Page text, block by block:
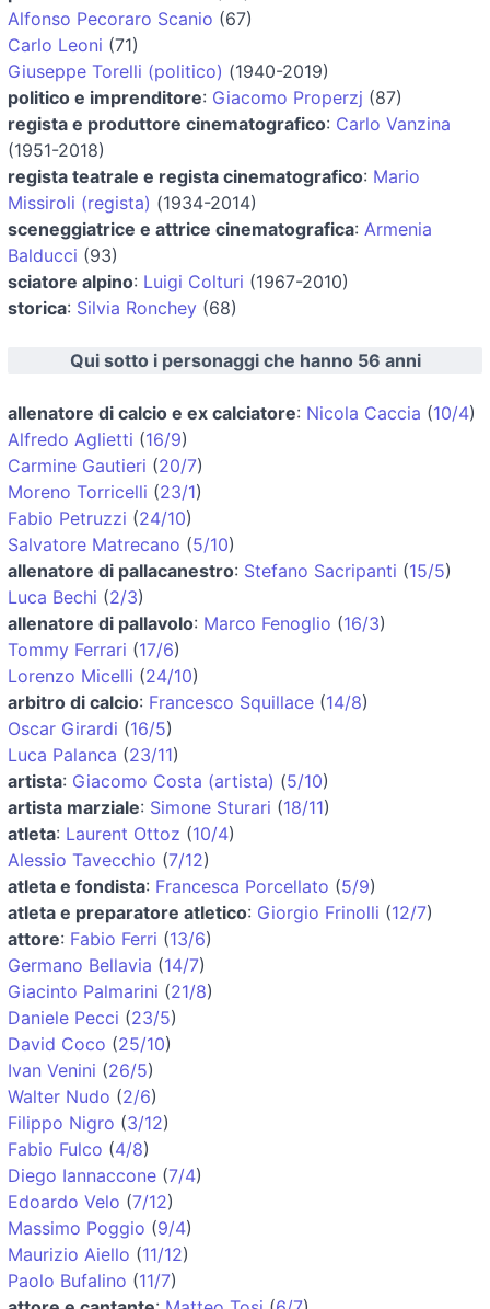
Alfonso Pecoraro Scanio (67)
Carlo Leoni (71)
Giuseppe Torelli (politico) (1940-2019)
politico e imprenditore: Giacomo Properzj (87)
regista e produttore cinematografico: Carlo Vanzina
(1951-2018)
regista teatrale e regista cinematografico: Mario
Missiroli (regista) (1934-2014)
sceneggiatrice e attrice cinematografica: Armenia
Balducci (93)
sciatore alpino: Luigi Colturi (1967-2010)
storica: Silvia Ronchey (68)
Qui sotto i personaggi che hanno 56 anni
allenatore di calcio e ex calciatore: Nicola Caccia (10/4)
Alfredo Aglietti (16/9)
Carmine Gautieri (20/7)
Moreno Torricelli (23/1)
Fabio Petruzzi (24/10)
Salvatore Matrecano (5/10)
allenatore di pallacanestro: Stefano Sacripanti (15/5)
Luca Bechi (2/3)
allenatore di pallavolo: Marco Fenoglio (16/3)
Tommy Ferrari (17/6)
Lorenzo Micelli (24/10)
arbitro di calcio: Francesco Squillace (14/8)
Oscar Girardi (16/5)
Luca Palanca (23/11)
artista: Giacomo Costa (artista) (5/10)
artista marziale: Simone Sturari (18/11)
atleta: Laurent Ottoz (10/4)
Alessio Tavecchio (7/12)
atleta e fondista: Francesca Porcellato (5/9)
atleta e preparatore atletico: Giorgio Frinolli (12/7)
attore: Fabio Ferri (13/6)
Germano Bellavia (14/7)
Giacinto Palmarini (21/8)
Daniele Pecci (23/5)
David Coco (25/10)
Ivan Venini (26/5)
Walter Nudo (2/6)
Filippo Nigro (3/12)
Fabio Fulco (4/8)
Diego Iannaccone (7/4)
Edoardo Velo (7/12)
Massimo Poggio (9/4)
Maurizio Aiello (11/12)
Paolo Bufalino (11/7)